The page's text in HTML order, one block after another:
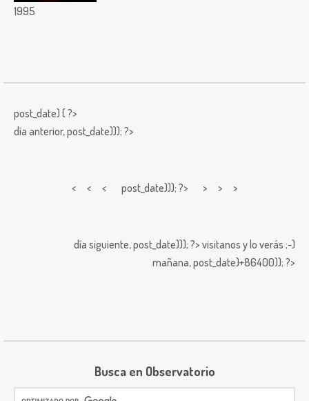
1995
post_date) { ?>
día anterior,post_date))); ?>
< < < post_date))); ?> > > >
día siguiente,post_date))); ?> visitanos y lo verás ;-)
mañana,post_date)+86400)); ?>
Busca en Observatorio